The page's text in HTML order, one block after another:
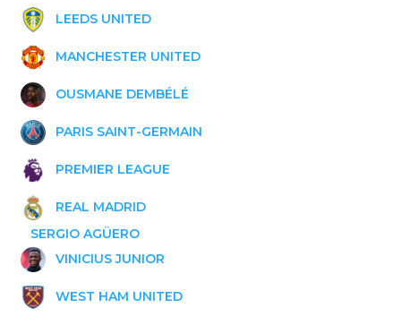
LEEDS UNITED
MANCHESTER UNITED
OUSMANE DEMBÉLÉ
PARIS SAINT-GERMAIN
PREMIER LEAGUE
REAL MADRID
SERGIO AGÜERO
VINICIUS JUNIOR
WEST HAM UNITED